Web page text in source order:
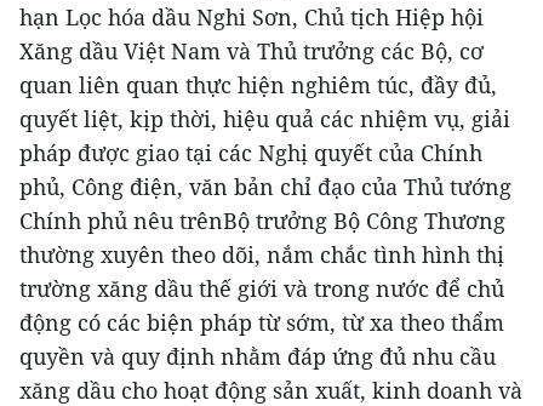
hạn Lọc hóa dầu Nghi Sơn, Chủ tịch Hiệp hội
Xăng dầu Việt Nam và Thủ trưởng các Bộ, cơ
quan liên quan thực hiện nghiêm túc, đầy đủ,
quyết liệt, kịp thời, hiệu quả các nhiệm vụ, giải
pháp được giao tại các Nghị quyết của Chính
phủ, Công điện, văn bản chỉ đạo của Thủ tướng
Chính phủ nêu trênBộ trưởng Bộ Công Thương
thường xuyên theo dõi, nắm chắc tình hình thị
trường xăng dầu thế giới và trong nước để chủ
động có các biện pháp từ sớm, từ xa theo thẩm
quyền và quy định nhằm đáp ứng đủ nhu cầu
xăng dầu cho hoạt động sản xuất, kinh doanh và